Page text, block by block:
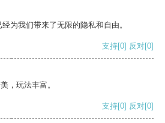
为我们带来了无限的隐私和自由。
支持[0] 反对[0]
，玩法丰富。
支持[0] 反对[0]